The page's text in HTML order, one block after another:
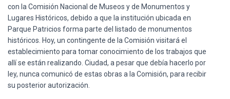
con la Comisión Nacional de Museos y de Monumentos y
Lugares Históricos, debido a que la institución ubicada en
Parque Patricios forma parte del listado de monumentos
históricos. Hoy, un contingente de la Comisión visitará el
establecimiento para tomar conocimiento de los trabajos que
allí se están realizando. Ciudad, a pesar que debía hacerlo por
ley, nunca comunicó de estas obras a la Comisión, para recibir
su posterior autorización.